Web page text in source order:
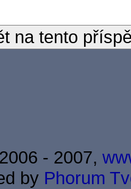
na tento
- 2007,
by Phorum